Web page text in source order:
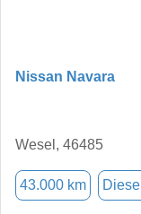
Nissan Navara
Wesel, 46485
43.000 km Diesel